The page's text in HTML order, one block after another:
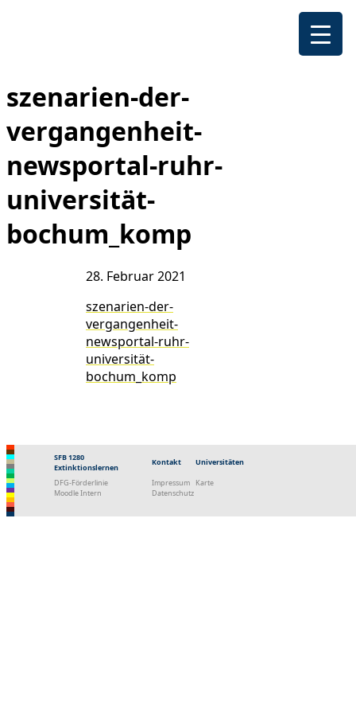
szenarien-der-
vergangenheit-
newsportal-ruhr-
universität-
bochum_komp
28. Februar 2021
szenarien-der-
vergangenheit-
newsportal-ruhr-
universität-
bochum_komp
SFB 1280
Extinktionslernen
Kontakt
Universitäten
DFG-Förderlinie
Moodle Intern
Impressum
Datenschutz
Karte